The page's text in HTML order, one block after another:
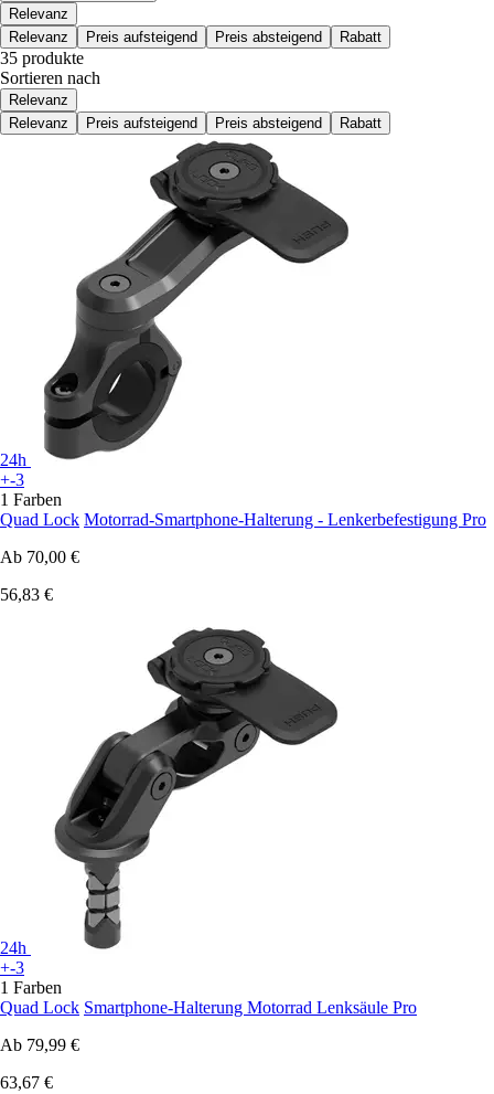
Relevanz
Relevanz
Preis aufsteigend Preis absteigend Rabatt
35 produkte
Sortieren nach
Relevanz
Relevanz
Preis aufsteigend Preis absteigend Rabatt
24h
+-3
1 Farben
Quad Lock Motorrad-Smartphone-Halterung - Lenkerbefestigung Pro
Ab 70,00 €
56,83 €
24h
+-3
1 Farben
Quad Lock Smartphone-Halterung Motorrad Lenksäule Pro
Ab 79,99 €
63,67 €